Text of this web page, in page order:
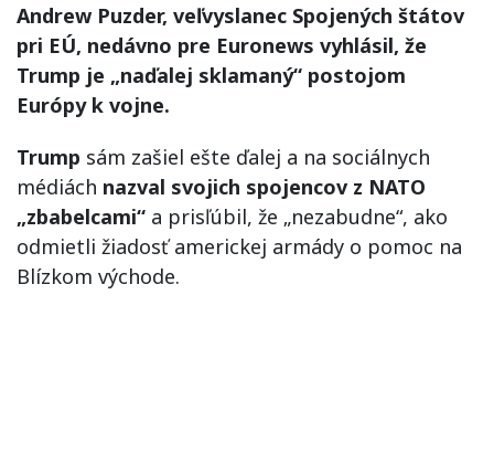
Andrew Puzder, veľvyslanec Spojených štátov
pri EÚ, nedávno pre Euronews vyhlásil, že
Trump je „naďalej sklamaný“ postojom
Európy k vojne.
Trump sám zašiel ešte ďalej a na sociálnych
médiách nazval svojich spojencov z NATO
„zbabelcami“ a prisľúbil, že „nezabudne“, ako
odmietli žiadosť americkej armády o pomoc na
Blízkom východe.